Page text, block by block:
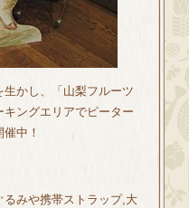
かし、「山梨フルーツ
ングエリアでピーター
中！
るみや携帯ストラップ,大